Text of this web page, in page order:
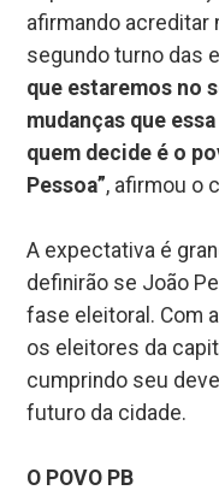
afirmando acreditar
segundo turno das
que estaremos no
mudanças que
quem decide é o
Pessoa”, afirmou o
A expectativa é
definirão se João
fase eleitoral. Com
os eleitores da
cumprindo seu
futuro da cidade.
O POVO PB